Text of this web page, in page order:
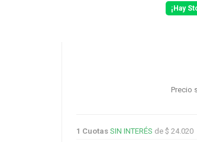
¡Hay
Precio
1 Cuotas SIN INTERÉS de $ 24.020